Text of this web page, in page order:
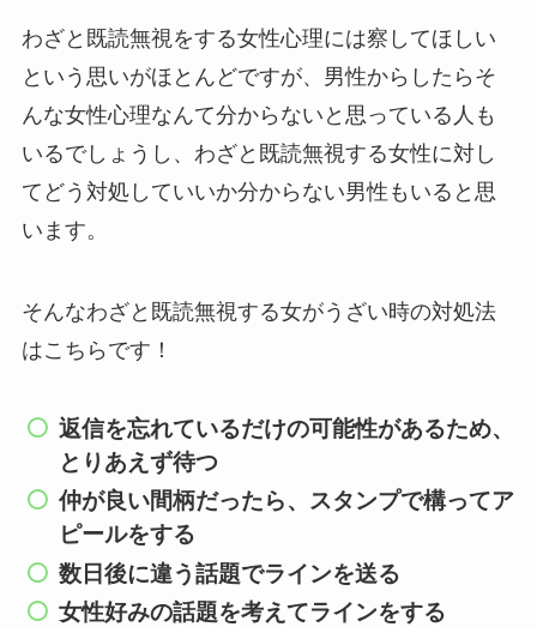
わざと既読無視をする女性心理には察してほしい
という思いがほとんどですが、男性からしたらそ
んな女性心理なんて分からないと思っている人も
いるでしょうし、わざと既読無視する女性に対し
てどう対処していいか分からない男性もいると思
います。
そんなわざと既読無視する女がうざい時の対処法
はこちらです！
返信を忘れているだけの可能性があるため、
とりあえず待つ
仲が良い間柄だったら、スタンプで構ってア
ピールをする
数日後に違う話題でラインを送る
女性好みの話題を考えてラインをする